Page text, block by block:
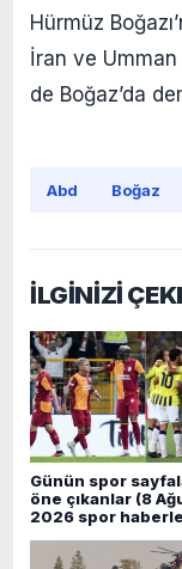
Hürmüz
İran ve
de Boğaz’da
Abd Boğaz
İLGİNİZİ
Günün spor
öne çıkanlar (8
2026 spor